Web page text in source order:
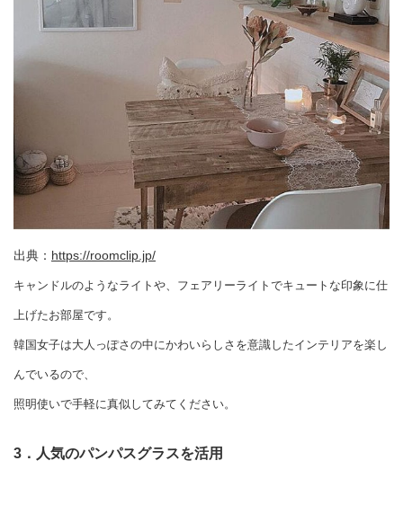
出典： https://roomclip.jp/
キャンドルのようなライトや、フェアリーライトでキュートな印象に仕
上げたお部屋です。
韓国女子は大人っぽさの中にかわいらしさを意識したインテリアを楽し
んでいるので、
照明使いで手軽に真似してみてください。
3．人気のパンパスグラスを活用